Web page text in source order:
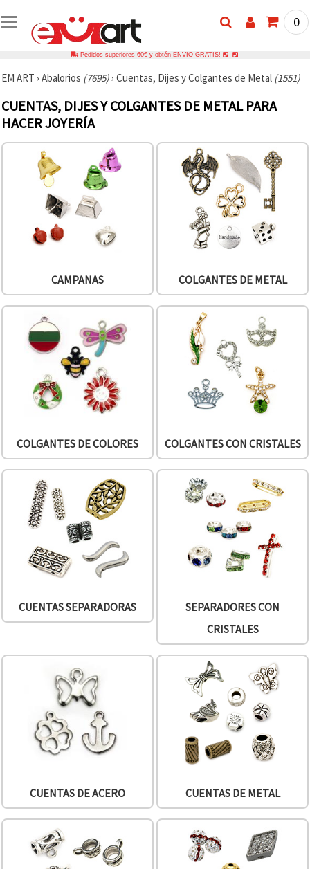
0
Pedidos superiores 60€ y obtén ENVÍO GRATIS!
EM ART › Abalorios (7695)› Cuentas, Dijes y Colgantes de Metal (1551)
CUENTAS, DIJES Y COLGANTES DE METAL PARA
HACER JOYERÍA
CAMPANAS COLGANTES DE METAL
COLGANTES DE COLORES COLGANTES CON CRISTALES
CUENTAS SEPARADORAS
SEPARADORES CON
CRISTALES
CUENTAS DE ACERO CUENTAS DE METAL